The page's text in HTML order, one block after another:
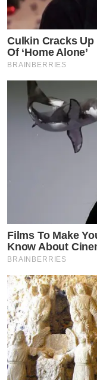
Culkin Cracks Up
Of ‘Home Alone’
BRAINBERRIES
Films To Make
Know About
BRAINBERRIES